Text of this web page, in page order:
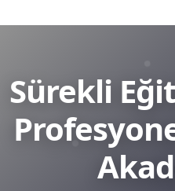
Sürekli